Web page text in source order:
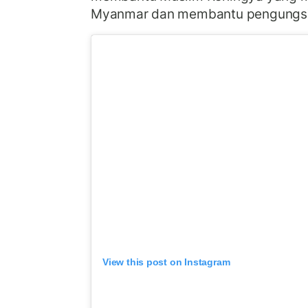
Myanmar dan membantu
View this post on Instagram